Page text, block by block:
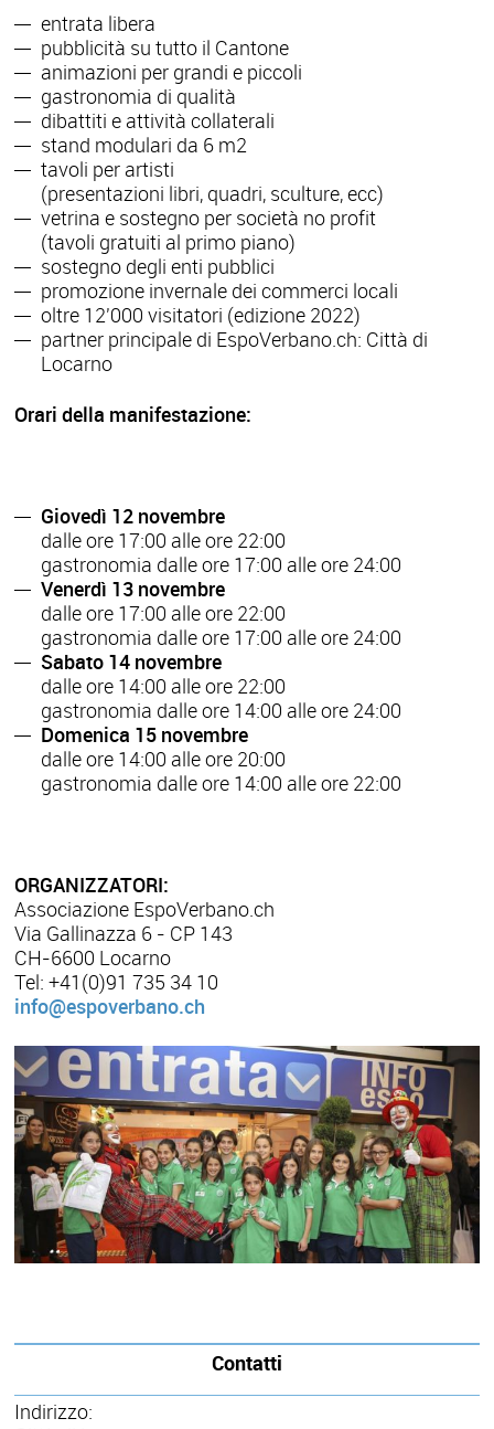
entrata libera
pubblicità su tutto il Cantone
animazioni per grandi e piccoli
gastronomia di qualità
dibattiti e attività collaterali
stand modulari da 6 m2
tavoli per artisti
(presentazioni libri, quadri, sculture, ecc)
vetrina e sostegno per società no profit
(tavoli gratuiti al primo piano)
sostegno degli enti pubblici
promozione invernale dei commerci locali
oltre 12'000 visitatori (edizione 2022)
partner principale di EspoVerbano.ch: Città di
Locarno
Orari della manifestazione:
Giovedì 12 novembre
dalle ore 17:00 alle ore 22:00
gastronomia dalle ore 17:00 alle ore 24:00
Venerdì 13 novembre
dalle ore 17:00 alle ore 22:00
gastronomia dalle ore 17:00 alle ore 24:00
Sabato 14 novembre
dalle ore 14:00 alle ore 22:00
gastronomia dalle ore 14:00 alle ore 24:00
Domenica 15 novembre
dalle ore 14:00 alle ore 20:00
gastronomia dalle ore 14:00 alle ore 22:00
ORGANIZZATORI:
Associazione EspoVerbano.ch
Via Gallinazza 6 - CP 143
CH-6600 Locarno
Tel: +41(0)91 735 34 10
info@espoverbano.ch
Contatti
Indirizzo: